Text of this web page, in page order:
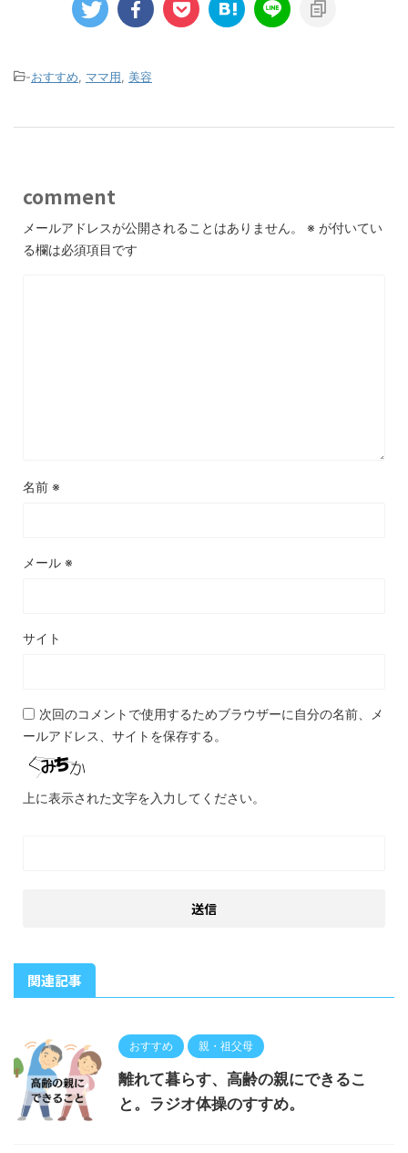
-おすすめ ママ用 美容
comment
メールアドレスが公開されることはありません。 ※ が付いてい
る欄は必須項目です
名前 ※
メール ※
サイト
次回のコメントで使用するためブラウザーに自分の名前、メ
ールアドレス、サイトを保存する。
上に表示された文字を入力してください。
関連記事
おすすめ 親・祖父母
離れて暮らす、高齢の親にできるこ
と。ラジオ体操のすすめ。